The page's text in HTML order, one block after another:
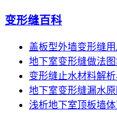
变形缝百科
盖板型外墙变形缝
地下室变形缝做法
变形缝止水材料解
地下室变形缝漏水
浅析地下室顶板墙